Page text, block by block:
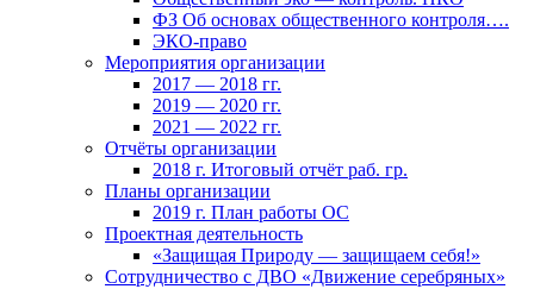
ФЗ Об основах общественного контроля….
ЭКО-право
Мероприятия организации
2017 — 2018 гг.
2019 — 2020 гг.
2021 — 2022 гг.
Отчёты организации
2018 г. Итоговый отчёт раб. гр.
Планы организации
2019 г. План работы ОС
Проектная деятельность
«Защищая Природу — защищаем себя!»
Сотрудничество с ДВО «Движение серебряных»